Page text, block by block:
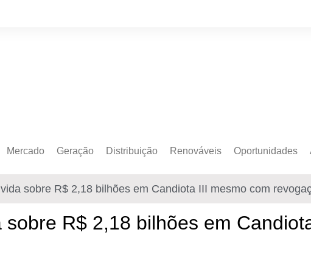
Mercado
Mercado Livre
Geração
Autoprodução
Eólica
Distribuição Renováveis
Sustentabilidade
Hidrogênio Verde
Oportunidades
Emprego
Eventos
sobre R$ 2,18 bilhões em Candiota III mesmo com
R$ 2,18 bilhões em